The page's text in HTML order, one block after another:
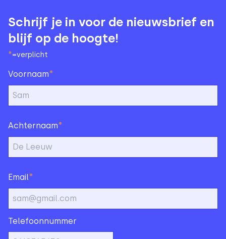
Schrijf je in voor de nieuwsbrief en
blijf op de hoogte!
*=verplicht
Voornaam*
Achternaam*
Email*
Telefoonnummer